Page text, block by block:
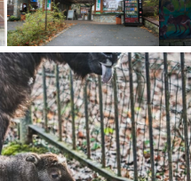
a vydal se k
takina